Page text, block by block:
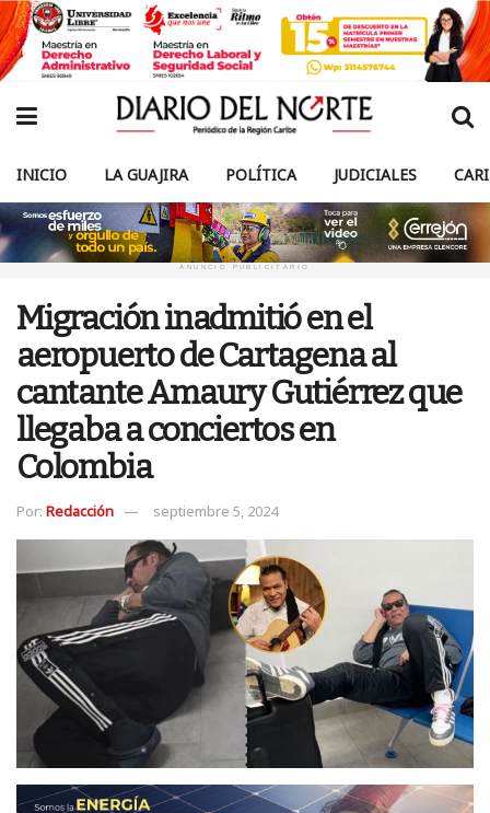
INICIO LA GUAJIRA POLÍTICA JUDICIALES
ANUNCIO PUBLICITARIO
Migración inadmitió en el
aeropuerto de Cartagena al
cantante Amaury Gutiérrez que
llegaba a conciertos en
Colombia
Por: Redacción septiembre 5, 2024